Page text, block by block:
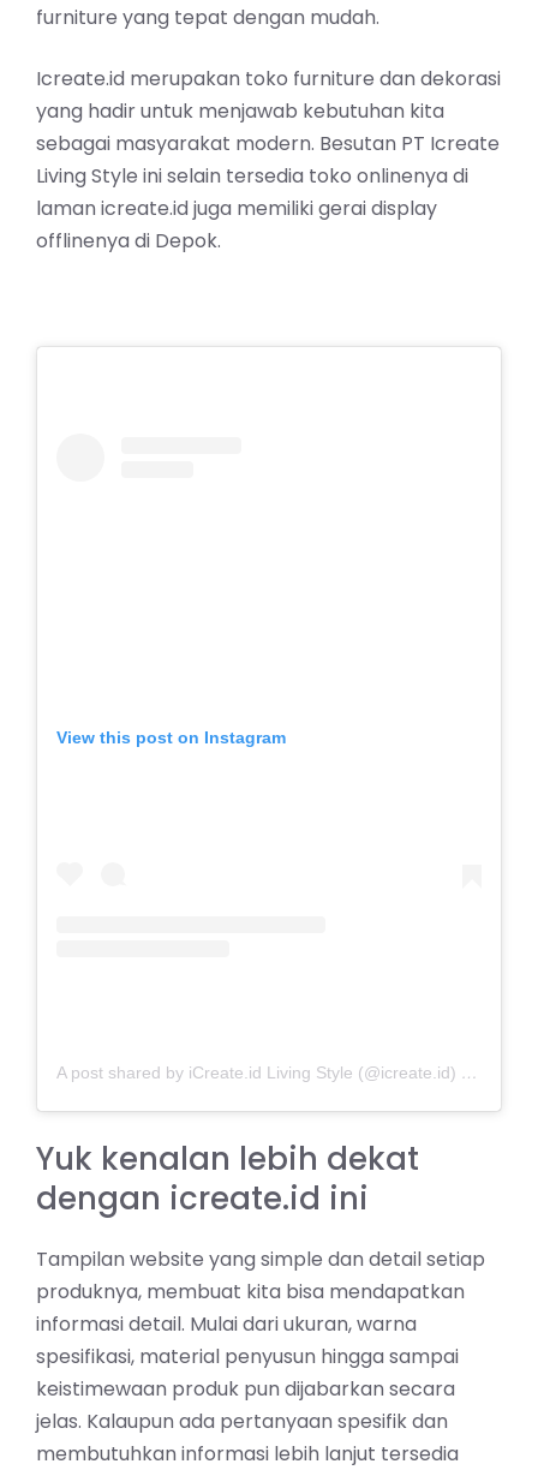
furniture yang tepat dengan mudah.
Icreate.id merupakan toko furniture dan dekorasi
yang hadir untuk menjawab kebutuhan kita
sebagai masyarakat modern. Besutan PT Icreate
Living Style ini selain tersedia toko onlinenya di
laman icreate.id juga memiliki gerai display
offlinenya di Depok.
View this post on Instagram
A post shared by iCreate.id Living Style (@icreate.id)
Yuk kenalan lebih dekat
dengan icreate.id ini
Tampilan website yang simple dan detail setiap
produknya, membuat kita bisa mendapatkan
informasi detail. Mulai dari ukuran, warna
spesifikasi, material penyusun hingga sampai
keistimewaan produk pun dijabarkan secara
jelas. Kalaupun ada pertanyaan spesifik dan
membutuhkan informasi lebih lanjut tersedia